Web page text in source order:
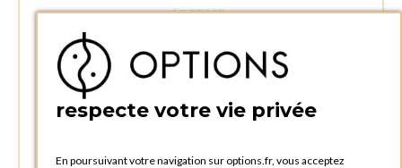
ADRESSE :
4340 AWANS (Othée)
BELGIQUE
TÉLÉPHONE :
respecte votre vie privée
En poursuivant votre navigation sur options.fr, vous acceptez